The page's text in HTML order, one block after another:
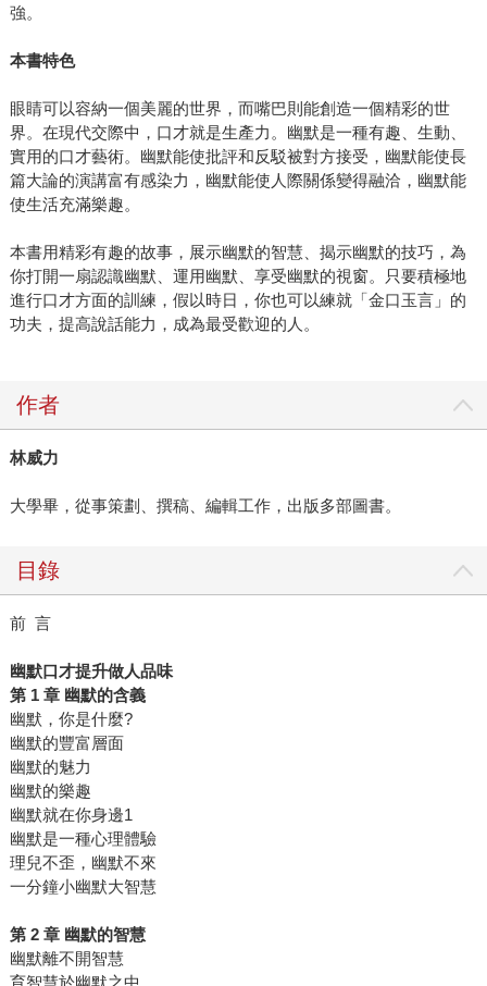
強。
本書特色
眼睛可以容納一個美麗的世界，而嘴巴則能創造一個精彩的世
界。在現代交際中，口才就是生產力。幽默是一種有趣、生動、
實用的口才藝術。幽默能使批評和反駁被對方接受，幽默能使長
篇大論的演講富有感染力，幽默能使人際關係變得融洽，幽默能
使生活充滿樂趣。
本書用精彩有趣的故事，展示幽默的智慧、揭示幽默的技巧，為
你打開一扇認識幽默、運用幽默、享受幽默的視窗。只要積極地
進行口才方面的訓練，假以時日，你也可以練就「金口玉言」的
功夫，提高說話能力，成為最受歡迎的人。
作者
林威力
大學畢，從事策劃、撰稿、編輯工作，出版多部圖書。
目錄
前 言
幽默口才提升做人品味
第 1 章 幽默的含義
幽默，你是什麼?
幽默的豐富層面
幽默的魅力
幽默的樂趣
幽默就在你身邊1
幽默是一種心理體驗
理兒不歪，幽默不來
一分鐘小幽默大智慧
第 2 章 幽默的智慧
幽默離不開智慧
育智慧於幽默之中